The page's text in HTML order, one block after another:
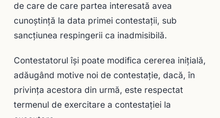
de care de care partea interesată avea
cunoştinţă la data primei contestaţii, sub
sancţiunea respingerii ca inadmisibilă.
Contestatorul îşi poate modifica cererea iniţială,
adăugând motive noi de contestaţie, dacă, în
privinţa acestora din urmă, este respectat
termenul de exercitare a contestaţiei la